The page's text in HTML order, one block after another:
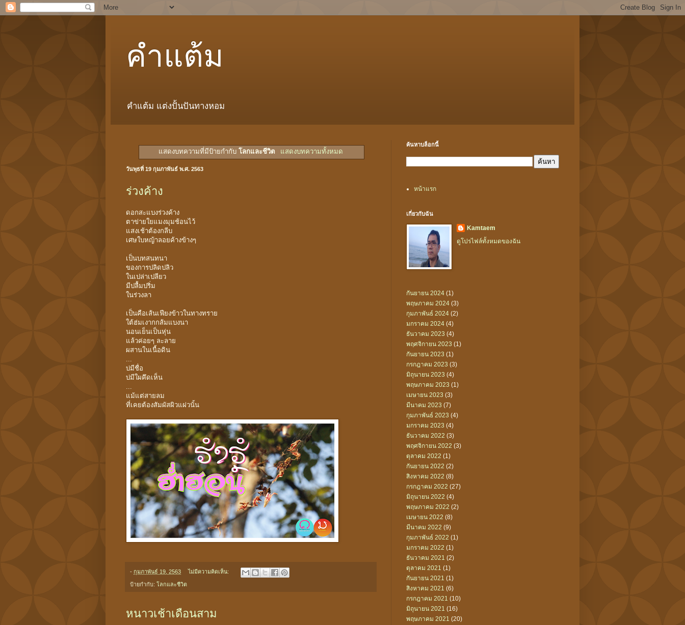
คำแต้ม
คำแต้ม แต่งปั้นปันทางหอม
แสดงบทความที่มีป้ายกำกับโลกและชีวิต แสดงบทความทั้งหมด
วันพุธที่ 19 กุมภาพันธ์ พ.ศ. 2563
ร่วงค้าง
ดอกสะแบงร่วงค้าง
ตาข่ายใยแมงมุมช้อนไว้
แสงเช้าต้องกลีบ
เศษใบหญ้าลอยค้างข้างๆ
เป็นบทสนทนา
ของการปลิดปลิว
ในเปล่าเปลียว
มีปลื้มปริ่ม
ในร่วงลา
เป็นคือเส้นเฟียงข้าวในทางทราย
ใต้ฮ่มเงากกส้มแบงนา
นอนเย็นเป็นหุ่น
แล้วค่อยๆ ละลาย
ผสานในเนื้อดิน
บ่มีชื่อ
บ่มีใผคึดเห็น
แม้แต่สายลม
ที่เคยต้องสัมผัสผิวแผ่วนั้น
- กุมภาพันธ์ 19, 2563 ไม่มีความคิดเห็น:
ป้ายกำกับ: โลกและชีวิต
หนาวเช้าเดือนสาม
ค้นหาบล็อกนี้
หน้าแรก
เกี่ยวกับฉัน
Kamtaem
ดูโปรไฟล์ทั้งหมดของฉัน
กันยายน 2024 (1)
พฤษภาคม 2024 (3)
กุมภาพันธ์ 2024 (2)
มกราคม 2024 (4)
ธันวาคม 2023 (4)
พฤศจิกายน 2023 (1)
กันยายน 2023 (1)
กรกฎาคม 2023 (3)
มิถุนายน 2023 (4)
พฤษภาคม 2023 (1)
เมษายน 2023 (3)
มีนาคม 2023 (7)
กุมภาพันธ์ 2023 (4)
มกราคม 2023 (4)
ธันวาคม 2022 (3)
พฤศจิกายน 2022 (3)
ตุลาคม 2022 (1)
กันยายน 2022 (2)
สิงหาคม 2022 (8)
กรกฎาคม 2022 (27)
มิถุนายน 2022 (4)
พฤษภาคม 2022 (2)
เมษายน 2022 (8)
มีนาคม 2022 (9)
กุมภาพันธ์ 2022 (1)
มกราคม 2022 (1)
ธันวาคม 2021 (2)
ตุลาคม 2021 (1)
กันยายน 2021 (1)
สิงหาคม 2021 (6)
กรกฎาคม 2021 (10)
มิถุนายน 2021 (16)
พฤษภาคม 2021 (20)